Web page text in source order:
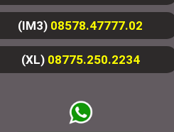
(IM3) 08578.47777.02
(XL) 08775.250.2234